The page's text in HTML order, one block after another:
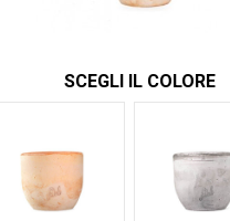
SCEGLI IL COLORE